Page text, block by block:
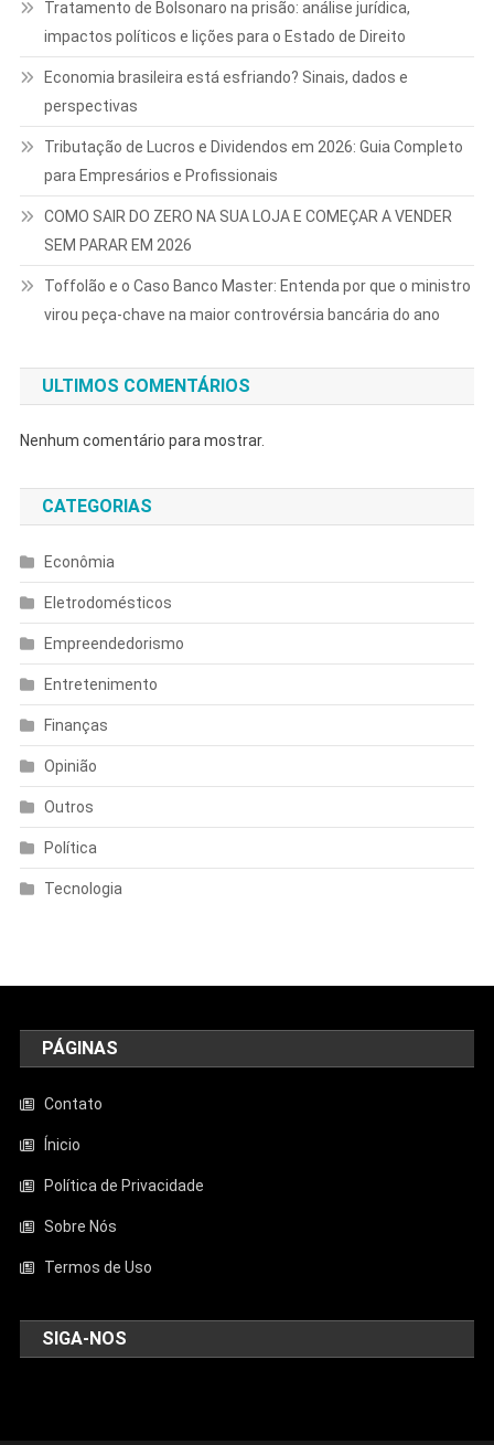
Tratamento de Bolsonaro na prisão: análise jurídica,
impactos políticos e lições para o Estado de Direito
Economia brasileira está esfriando? Sinais, dados e
perspectivas
Tributação de Lucros e Dividendos em 2026: Guia Completo
para Empresários e Profissionais
COMO SAIR DO ZERO NA SUA LOJA E COMEÇAR A VENDER
SEM PARAR EM 2026
Toffolão e o Caso Banco Master: Entenda por que o ministro
virou peça-chave na maior controvérsia bancária do ano
ULTIMOS COMENTÁRIOS
Nenhum comentário para mostrar.
CATEGORIAS
Econômia
Eletrodomésticos
Empreendedorismo
Entretenimento
Finanças
Opinião
Outros
Política
Tecnologia
PÁGINAS
Contato
Ínicio
Política de Privacidade
Sobre Nós
Termos de Uso
SIGA-NOS